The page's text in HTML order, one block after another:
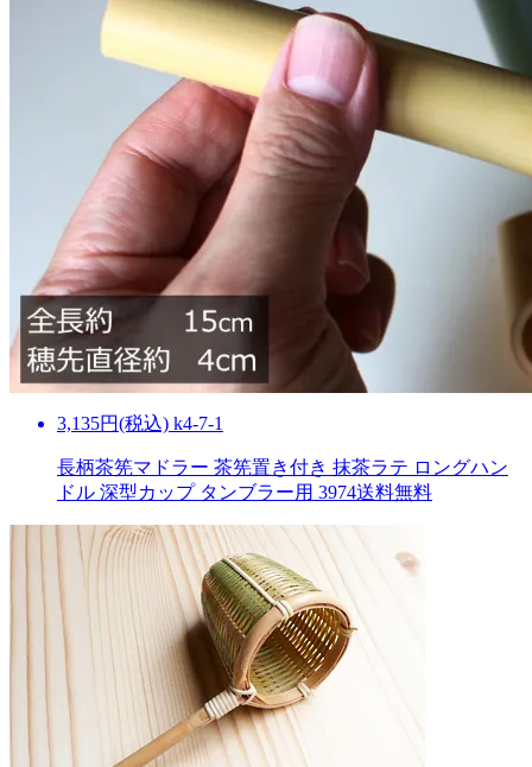
3,135円(税込) k4-7-1
長柄茶筅マドラー 茶筅置き付き 抹茶ラテ ロングハン
ドル 深型カップ タンブラー用 3974送料無料